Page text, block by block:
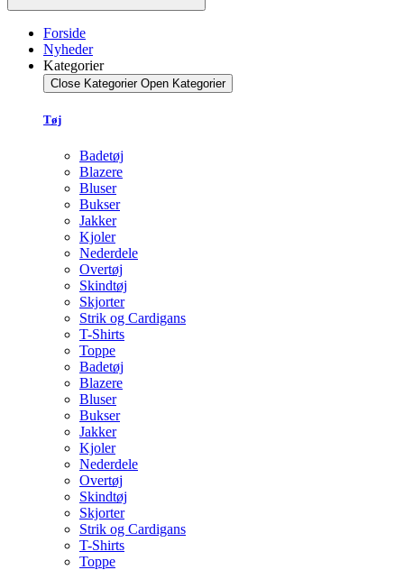
Forside
Nyheder
Kategorier
Close Kategorier Open Kategorier
Tøj
Badetøj
Blazere
Bluser
Bukser
Jakker
Kjoler
Nederdele
Overtøj
Skindtøj
Skjorter
Strik og Cardigans
T-Shirts
Toppe
Badetøj
Blazere
Bluser
Bukser
Jakker
Kjoler
Nederdele
Overtøj
Skindtøj
Skjorter
Strik og Cardigans
T-Shirts
Toppe